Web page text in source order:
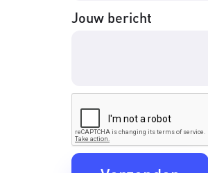
Jouw bericht